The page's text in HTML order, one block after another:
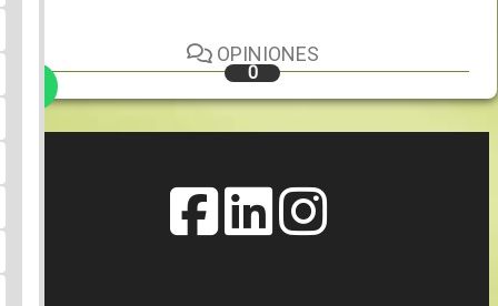
OPINIONES
0